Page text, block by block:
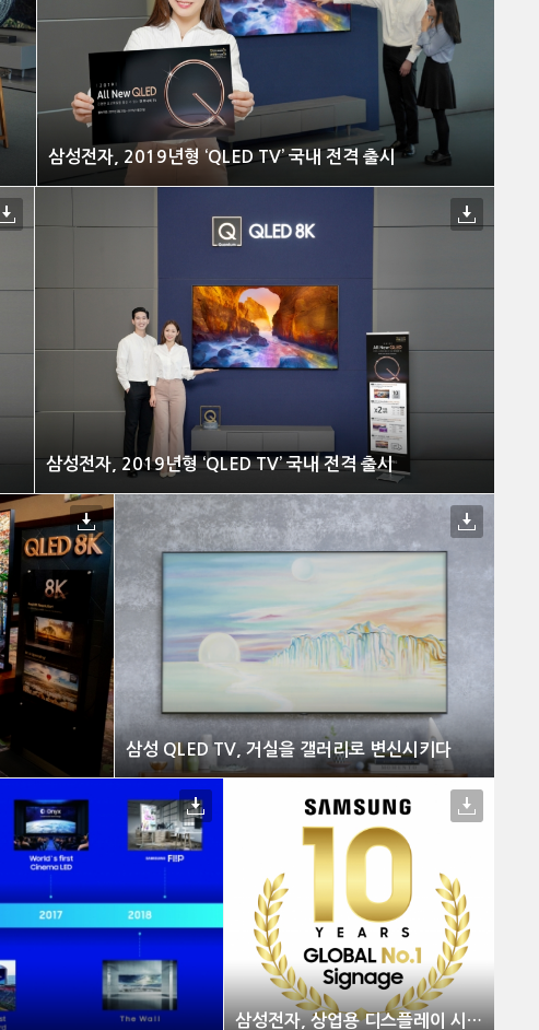
삼성전자, 2019년형 ‘QLED TV’ 국내 전격 출시
삼성전자, 2019년형 ‘QLED TV’ 국내 전격 출시
삼성 QLED TV, 거실을 갤러리로 변신시키다
삼성전자, 상업용 디스플레이 시장서 10년 연속 글로벌 1위 수성